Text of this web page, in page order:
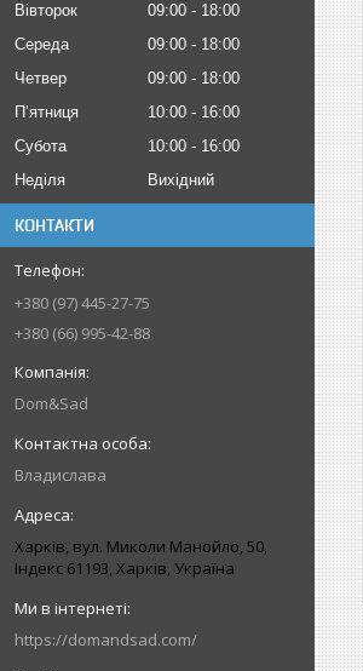
Вівторок
09:00
18:00
Середа
09:00
18:00
Четвер
09:00
18:00
Пʼятниця
10:00
16:00
Субота
10:00
16:00
Неділя
Вихідний
КОНТАКТИ
+380 (97) 445-27-75
+380 (66) 995-42-88
Dom&Sad
Владислава
Харків, вул. Миколи Манойло, 50,
Індекс 61193, Харків, Україна
https://domandsad.com/